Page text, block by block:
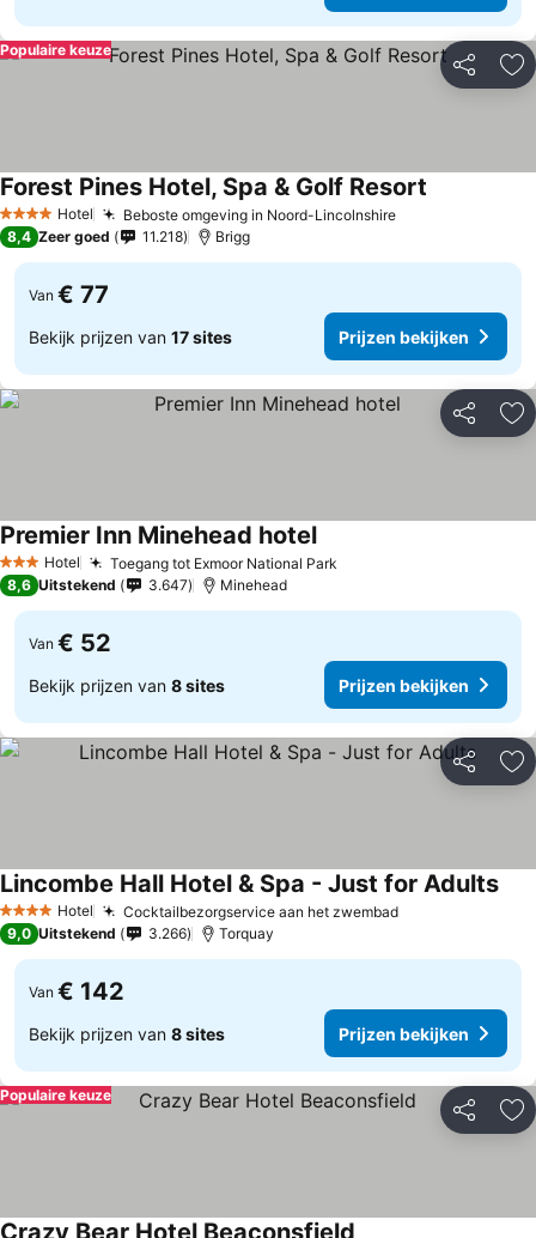
Delen
Populaire keuze
4 SterrenHotel Beboste omgeving in Noord-Lincolnshire
Forest Pines Hotel, Spa & Golf Resort
8,4 Zeer goed 11.218 Brigg
Van € 77
Bekijk prijzen van 17 sites Prijzen bekijken
Delen
3 SterrenHotel Toegang tot Exmoor National Park
Premier Inn Minehead hotel
8,6 Uitstekend 3.647 Minehead
Van € 52
Bekijk prijzen van 8 sites Prijzen bekijken
Delen
4 SterrenHotel Cocktailbezorgservice aan het zwembad
Lincombe Hall Hotel & Spa - Just for Adults
9,0 Uitstekend 3.266 Torquay
Van € 142
Bekijk prijzen van 8 sites Prijzen bekijken
Delen
Populaire keuze
Crazy Bear Hotel Beaconsfield